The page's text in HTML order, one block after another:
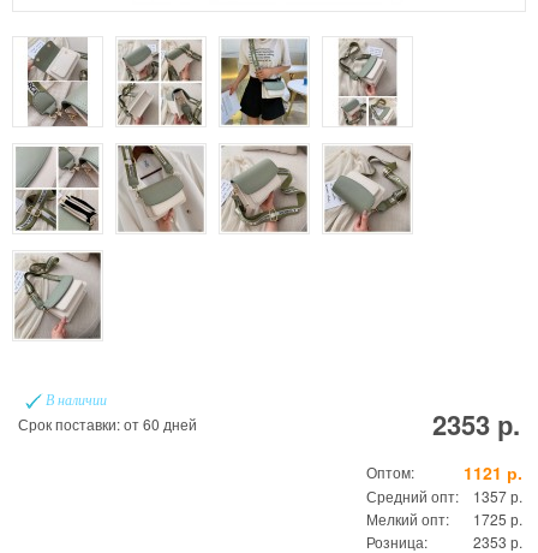
В наличии
Срок поставки: от 60 дней 2353 р.
Оптом: 1121 р.
Средний опт:
1357 р.
Мелкий опт:
1725 р.
Розница:
2353 р.